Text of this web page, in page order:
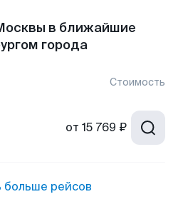
в ближайшие
города
Стоимость
от 15 769 ₽
больше рейсов